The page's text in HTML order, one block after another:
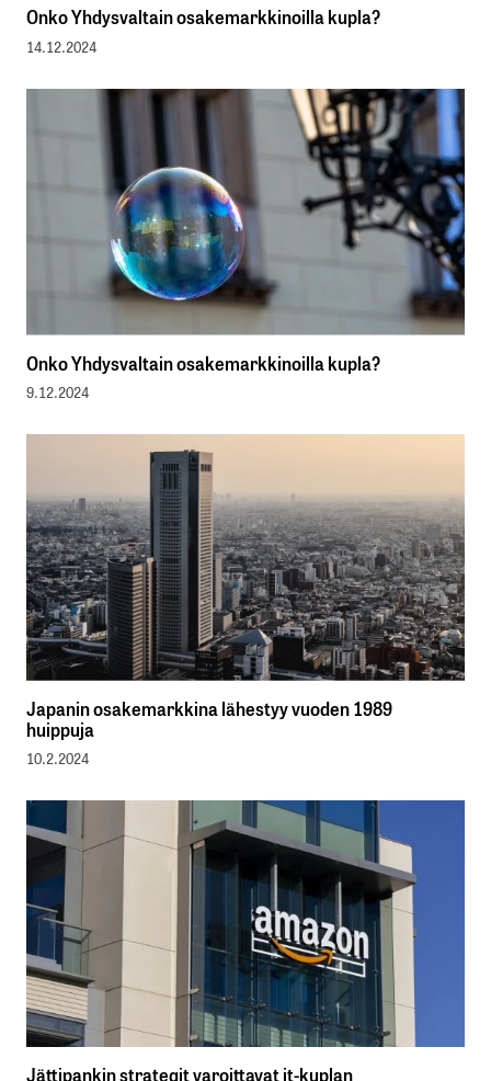
Onko Yhdysvaltain osakemarkkinoilla kupla?
14.12.2024
Onko Yhdysvaltain osakemarkkinoilla kupla?
9.12.2024
Japanin osakemarkkina lähestyy vuoden 1989
huippuja
10.2.2024
Jättipankin strategit varoittavat it-kuplan